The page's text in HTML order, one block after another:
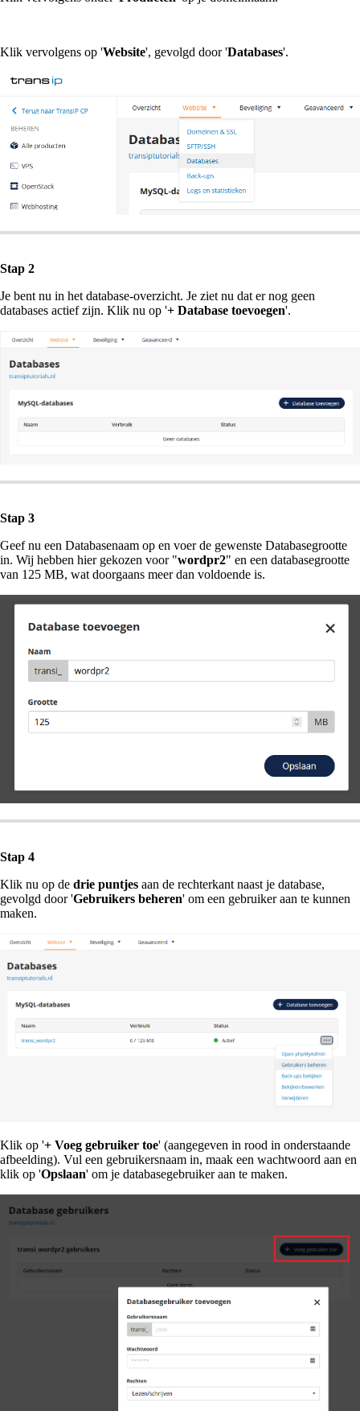
Klik vervolgens op 'Website', gevolgd door 'Databases'.
Stap 2
Je bent nu in het database-overzicht. Je ziet nu dat er nog geen
databases actief zijn. Klik nu op '+ Database toevoegen'.
Stap 3
Geef nu een Databasenaam op en voer de gewenste Databasegrootte
in. Wij hebben hier gekozen voor "wordpr2" en een databasegrootte
van 125 MB, wat doorgaans meer dan voldoende is.
Stap 4
Klik nu op de drie puntjes aan de rechterkant naast je database,
gevolgd door 'Gebruikers beheren' om een gebruiker aan te kunnen
maken.
Klik op '+ Voeg gebruiker toe' (aangegeven in rood in onderstaande
afbeelding). Vul een gebruikersnaam in, maak een wachtwoord aan en
klik op 'Opslaan' om je databasegebruiker aan te maken.